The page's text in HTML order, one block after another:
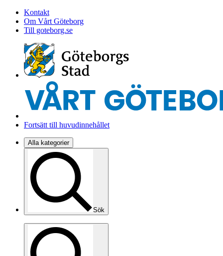
Kontakt
Om Vårt Göteborg
Till goteborg.se
Fortsätt till huvudinnehållet
Alla kategorier
Sök